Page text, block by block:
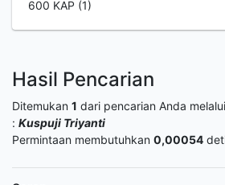
600 KAP (1)
Hasil Pencarian
Ditemukan 1 dari pencarian Anda
: Kuspuji Triyanti
Permintaan membutuhkan 0,00054